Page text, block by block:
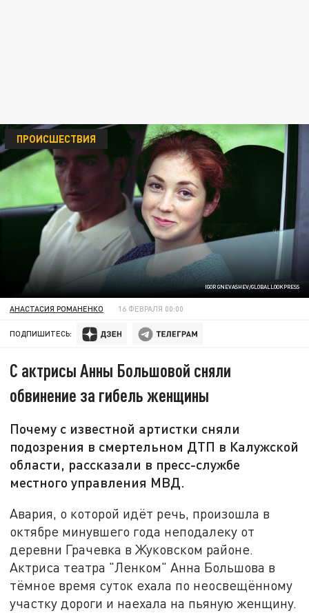
IGOR GNEVASHEV/GLOBALLOOKPRESS
ПРОИСШЕСТВИЯ
АНАСТАСИЯ РОМАНЕНКО 16 ФЕВРАЛЯ 00:00
ПОДПИШИТЕСЬ:
С актрисы Анны Большовой сняли
обвинение за гибель женщины
Почему с известной артистки сняли
подозрения в смертельном ДТП в Калужской
области, рассказали в пресс-службе
местного управления МВД.
Авария, о которой идёт речь, произошла в
октябре минувшего года неподалеку от
деревни Грачевка в Жуковском районе.
Актриса театра "Ленком" Анна Большова в
тёмное время суток ехала по неосвещённому
участку дороги и наехала на пьяную женщину.